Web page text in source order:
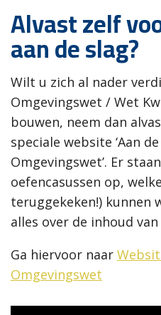
Alvast zelf
aan de slag?
Wilt u zich al nader
Omgevingswet / Wet
bouwen, neem dan
speciale website ‘Aan
Omgevingswet’. Er
oefencasussen op,
teruggekeken!) kunnen
alles over de inhoud
Ga hiervoor naar
Omgevingswet